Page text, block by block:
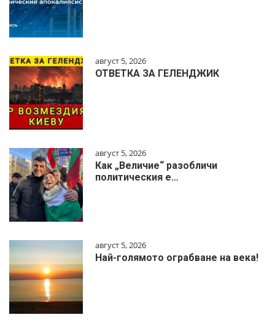
август 5, 2026
ОТВЕТКА ЗА ГЕЛЕНДЖИК
август 5, 2026
Как „Величие“ разобличи
политическия е…
август 5, 2026
Най-голямото ограбване на века!